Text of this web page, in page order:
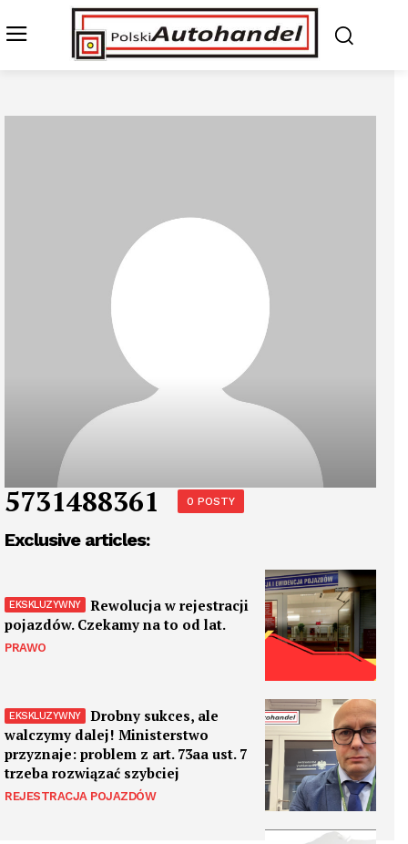
5731488361 0 POSTY
Exclusive articles:
Rewolucja w rejestracji
pojazdów. Czekamy na to od lat.
PRAWO
Drobny sukces, ale
walczymy dalej! Ministerstwo
przyznaje: problem z art. 73aa ust. 7
trzeba rozwiązać szybciej
REJESTRACJA POJAZDÓW